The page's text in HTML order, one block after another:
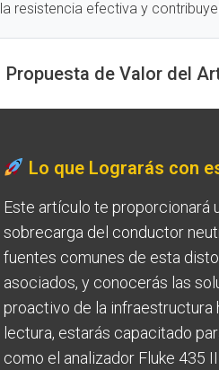
la resistencia efectiva y
Propuesta de Valor del
Lo que Lograrás con
Este artículo te proporcionará
sobrecarga del conductor
fuentes comunes de esta
asociados, y conocerás las
proactivo de la infraestructura
lectura, estarás capacitado
como el analizador Fluke 435